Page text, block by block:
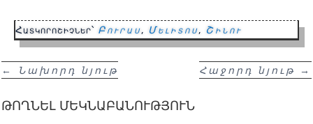
Հատկորոշիչներ՝ Բուրաս, Մելիտոս, Շինու
← Նախորդ նյութ Հաջորդ նյութ →
ԹՈՂՆԵԼ ՄԵԿՆԱԲԱՆՈՒԹՅՈՒՆ